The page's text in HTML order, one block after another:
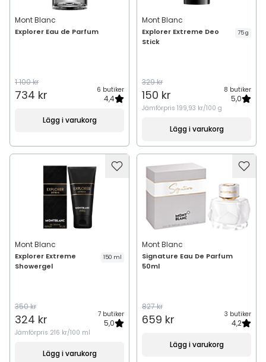
Mont Blanc
Explorer Eau de Parfum
1 100 kr
734 kr 6 butiker
4,4
Lägg i varukorg
Mont Blanc
Explorer Extreme Deo
Stick
75 g
329 kr
150 kr 8 butiker
5,0
Jämförpris 199,93 kr/100 g
Lägg i varukorg
Mont Blanc
Explorer Extreme
Showergel
150 ml
350 kr
324 kr 7 butiker
5,0
Jämförpris 216 kr/100 ml
Lägg i varukorg
Mont Blanc
Signature Eau De Parfum
50ml
827 kr
659 kr 3 butiker
4,2
Lägg i varukorg